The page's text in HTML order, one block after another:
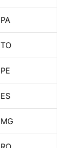
PA
TO
PE
ES
MG